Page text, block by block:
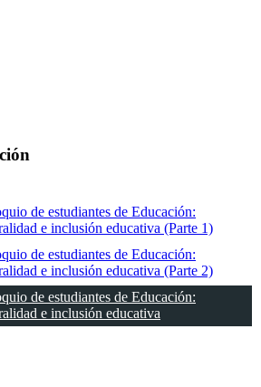
de estudiantes de Educación:
e inclusión educativa (Parte 1)
de estudiantes de Educación:
e inclusión educativa (Parte 2)
de estudiantes de Educación:
e inclusión educativa